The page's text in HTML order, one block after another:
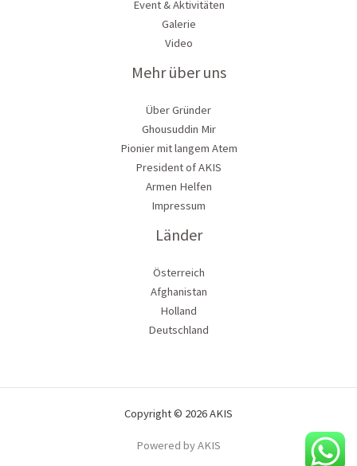
Event & Aktivitäten
Galerie
Video
Mehr über uns
Über Gründer
Ghousuddin Mir
Pionier mit langem Atem
President of AKIS
Armen Helfen
Impressum
Länder
Österreich
Afghanistan
Holland
Deutschland
Copyright © 2026 AKIS
Powered by AKIS